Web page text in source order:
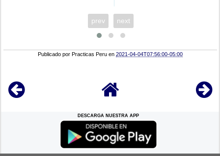
prev next
Publicado porPracticas Peru en2021-04-04T07:56:00-05:00
DESCARGA NUESTRA APP